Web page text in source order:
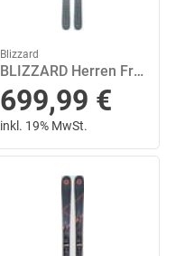
Blizzard
BLIZZARD Herren Freeride Ski BRAHMA 82 SP+TPC 10 DEMO 173 in Grau
699,99 €
inkl. 19% MwSt.